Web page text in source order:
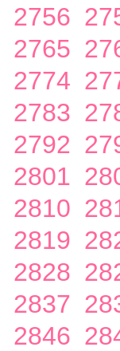
2756
2765
2774
2783
2792
2801
2810
2819
2828
2837
2846